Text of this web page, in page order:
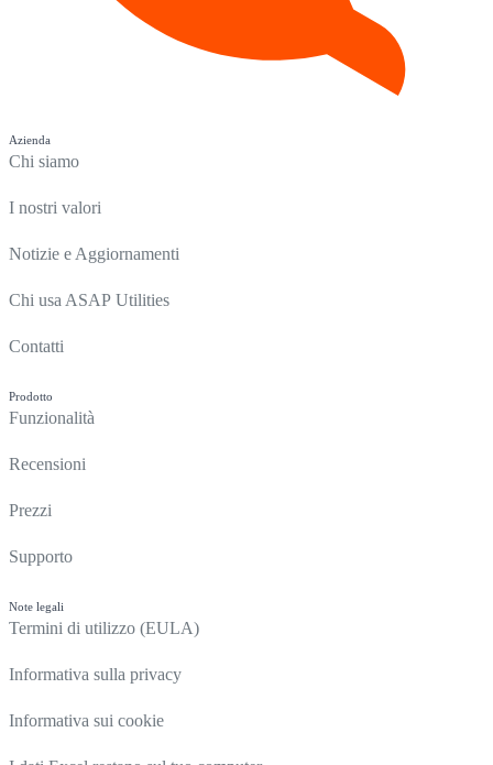
Azienda
Chi siamo
I nostri valori
Notizie e Aggiornamenti
Chi usa ASAP Utilities
Contatti
Prodotto
Funzionalità
Recensioni
Prezzi
Supporto
Note legali
Termini di utilizzo (EULA)
Informativa sulla privacy
Informativa sui cookie